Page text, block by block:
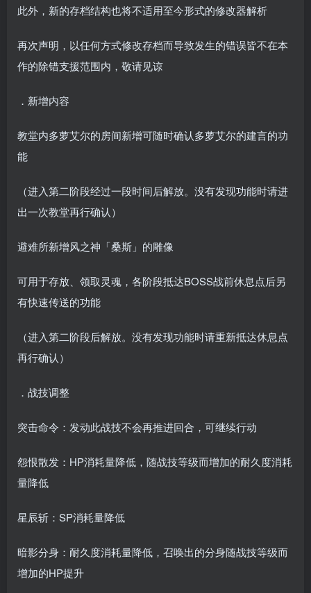
此外，新的存档结构也将不适用至今形式的修改器解析
再次声明，以任何方式修改存档而导致发生的错误皆不在本
作的除错支援范围内，敬请见谅
．新增内容
教堂内多萝艾尔的房间新增可随时确认多萝艾尔的建言的功
能
（进入第二阶段经过一段时间后解放。没有发现功能时请进
出一次教堂再行确认）
避难所新增风之神「桑斯」的雕像
可用于存放、领取灵魂，各阶段抵达BOSS战前休息点后另
有快速传送的功能
（进入第二阶段后解放。没有发现功能时请重新抵达休息点
再行确认）
．战技调整
突击命令：发动此战技不会再推进回合，可继续行动
怨恨散发：HP消耗量降低，随战技等级而增加的耐久度消耗
量降低
星辰斩：SP消耗量降低
暗影分身：耐久度消耗量降低，召唤出的分身随战技等级而
增加的HP提升